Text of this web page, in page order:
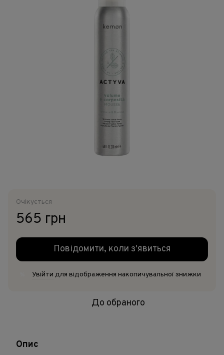
Очікується
565 грн
Повідомити, коли з'явиться
Увійти для відображення накопичувальної знижки
До обраного
Опис